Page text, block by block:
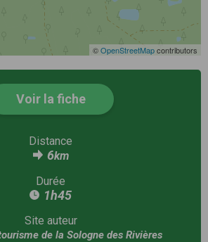
©OpenStreetMapcontributors
Voir la fiche
Distance
6km
Durée
1h45
Site auteur
de la Sologne des Rivières